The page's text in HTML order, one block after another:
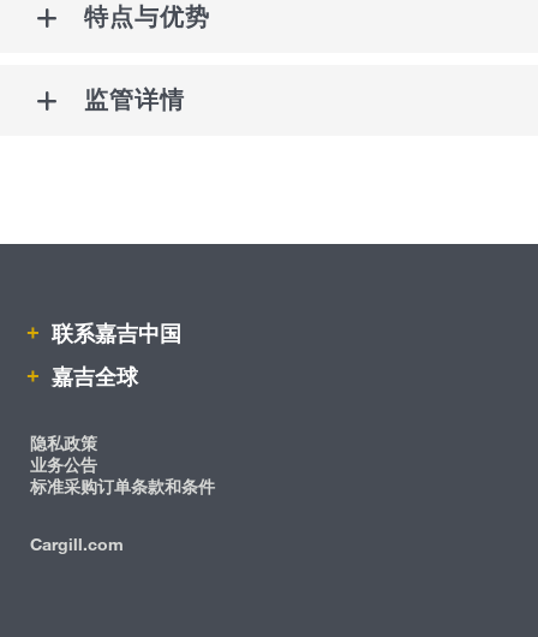
特点与优势
监管详情
联系嘉吉中国
嘉吉全球
隐私政策
业务公告
标准采购订单条款和条件
Cargill.com